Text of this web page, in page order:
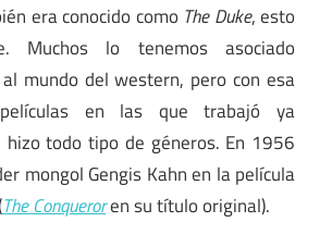
era conocido como The Duke, esto
Muchos lo tenemos asociado
mundo del western, pero con esa
en las que trabajó ya
hizo todo tipo de géneros. En 1956
mongol Gengis Kahn en la película
The Conqueroren su título original).